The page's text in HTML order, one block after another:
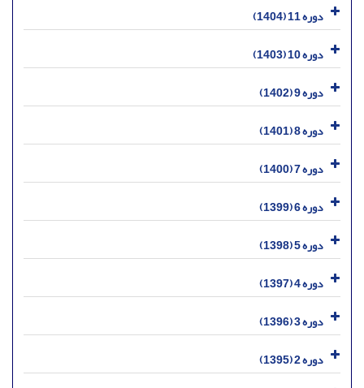
دوره 11 (1404)
دوره 10 (1403)
دوره 9 (1402)
دوره 8 (1401)
دوره 7 (1400)
دوره 6 (1399)
دوره 5 (1398)
دوره 4 (1397)
دوره 3 (1396)
دوره 2 (1395)